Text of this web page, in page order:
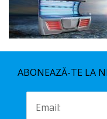
ABONEAZĂ-TE LA